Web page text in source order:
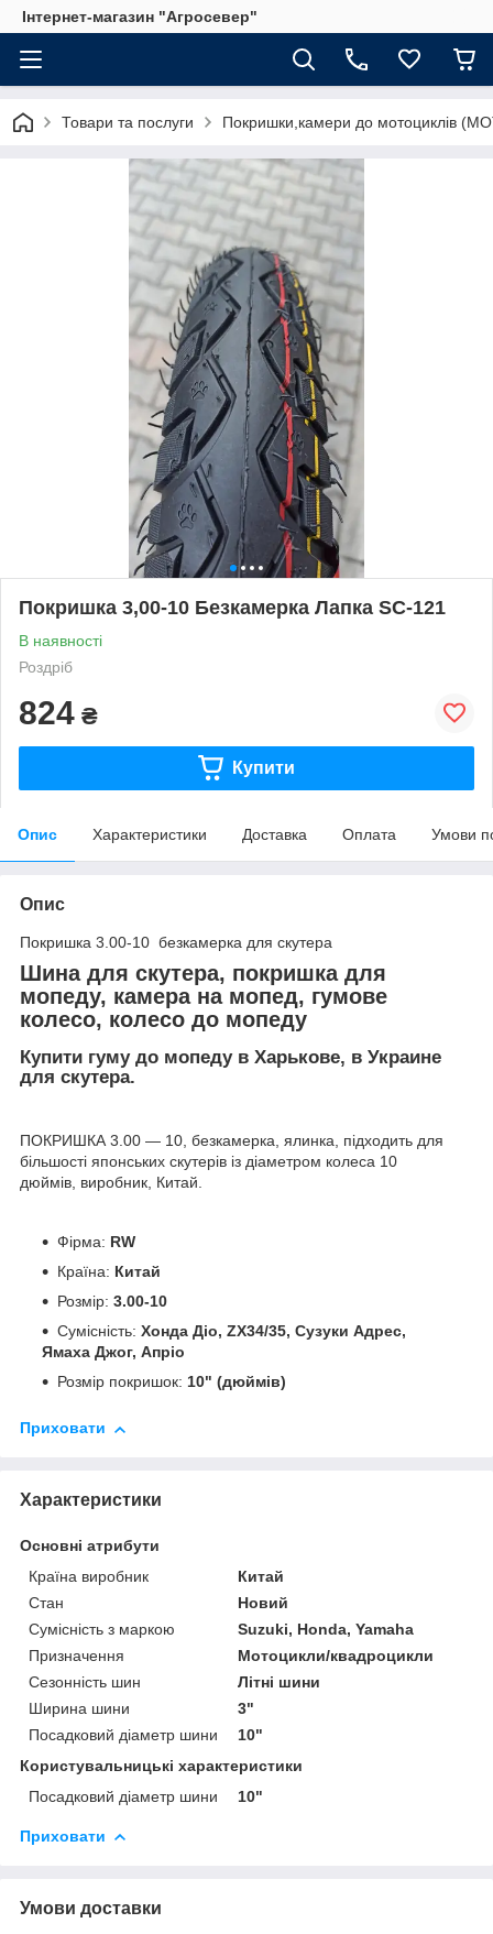
Інтернет-магазин "Агросевер"
Товари та послуги Покришки,камери до мотоциклів
Покришка 3,00-10 Безкамерка Лапка SC-121
В наявності
Роздріб
824 ₴
Купити
Опис Характеристики Доставка Оплата Умови
Опис
Покришка 3.00-10 безкамерка для скутера
Шина для скутера, покришка для
мопеду, камера на мопед, гумове
колесо, колесо до мопеду
Купити гуму до мопеду в Харькове, в Украине
для скутера.
ПОКРИШКА 3.00 — 10, безкамерка, ялинка, підходить для
більшості японських скутерів із діаметром колеса 10
дюймів, виробник, Китай.
Фірма: RW
Країна: Китай
Розмір: 3.00-10
Сумісність: Хонда Діо, ZX34/35, Сузуки Адрес,
Ямаха Джог, Апріо
Розмір покришок: 10" (дюймів)
Приховати
Характеристики
Основні атрибути
Країна виробник
Китай
Стан
Новий
Сумісність з маркою
Suzuki, Honda, Yamaha
Призначення
Мотоцикли/квадроцикли
Сезонність шин
Літні шини
Ширина шини
3"
Посадковий діаметр шини
10"
Користувальницькі характеристики
Посадковий діаметр шини
10"
Приховати
Умови доставки